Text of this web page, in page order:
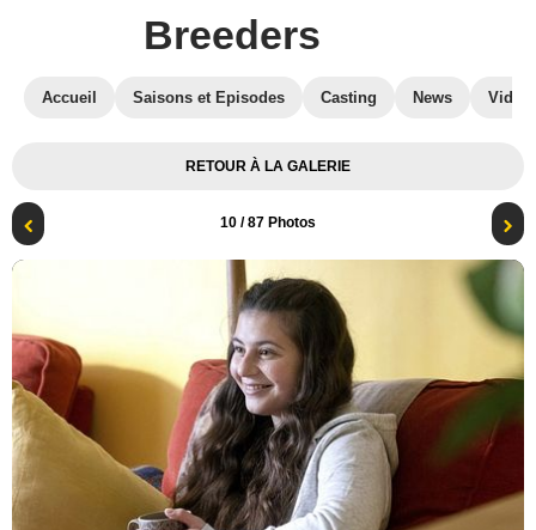
Breeders
Accueil Saisons et Episodes Casting News
RETOUR À LA GALERIE
10 / 87 Photos